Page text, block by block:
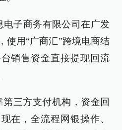
电子商务有限公司在广发
使用“广商汇”跨境电商结
销售资金直接提现回流
三方支付机构，资金回
在，全流程网银操作、